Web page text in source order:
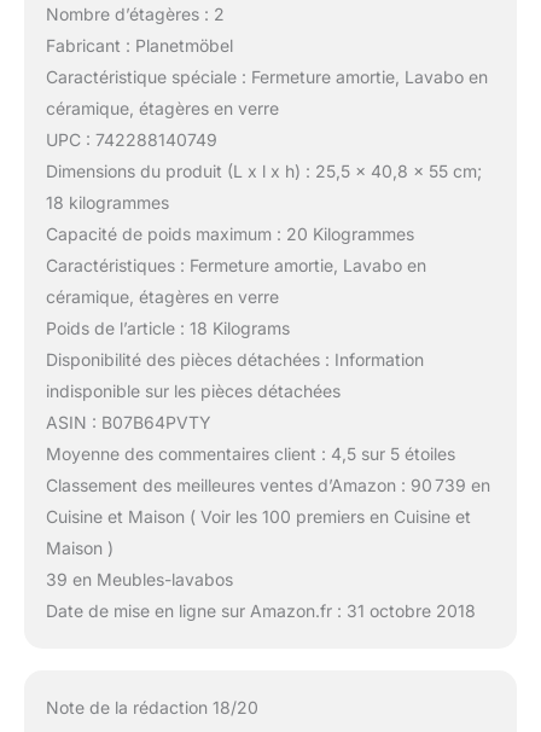
Nombre d’étagères : 2
Fabricant : Planetmöbel
Caractéristique spéciale : Fermeture amortie, Lavabo en
céramique, étagères en verre
UPC : 742288140749
Dimensions du produit (L x l x h) : 25,5 x 40,8 x 55 cm;
18 kilogrammes
Capacité de poids maximum : 20 Kilogrammes
Caractéristiques : Fermeture amortie, Lavabo en
céramique, étagères en verre
Poids de l’article : 18 Kilograms
Disponibilité des pièces détachées : Information
indisponible sur les pièces détachées
ASIN : B07B64PVTY
Moyenne des commentaires client : 4,5 sur 5 étoiles
Classement des meilleures ventes d’Amazon : 90 739 en
Cuisine et Maison ( Voir les 100 premiers en Cuisine et
Maison )
39 en Meubles-lavabos
Date de mise en ligne sur Amazon.fr : 31 octobre 2018
Note de la rédaction 18/20